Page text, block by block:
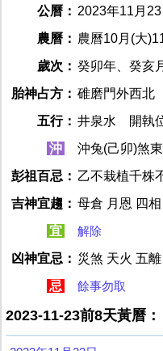
公曆： 2023年11月23
農曆： 農曆10月(大
歲次： 癸卯年、癸亥
胎神占方： 碓磨門外西北
五行： 井泉水 開執
沖
沖兔(己卯)煞東
彭祖百忌： 乙不栽植千株
吉神宜趨： 母倉 月恩 四
宜
解除
凶神宜忌： 災煞 天火 五
忌
餘事勿取
2023-11-23前8天黃曆：